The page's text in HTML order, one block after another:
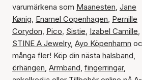
varumärkena som Maanesten, Jane
Kønig, Enamel Copenhagen, Pernille
Corydon, Pico, Sistie, Izabel Camille,
STINE A Jewelry, Ayo Köpenhamn
många fler! Köp din nästa halsband,
örhängen, Armband, fingerringar,